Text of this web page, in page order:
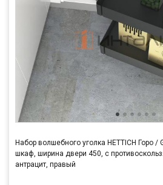
Набор волшебного уголка HETTICH Горо
шкаф, ширина двери 450, с
антрацит, правый